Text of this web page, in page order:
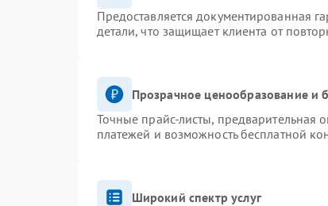
Предоставляется документированная
детали, что защищает клиента от
Прозрачное ценообразование и
Точные прайс-листы, предварительная
платежей и возможность бесплатной
Широкий спектр услуг